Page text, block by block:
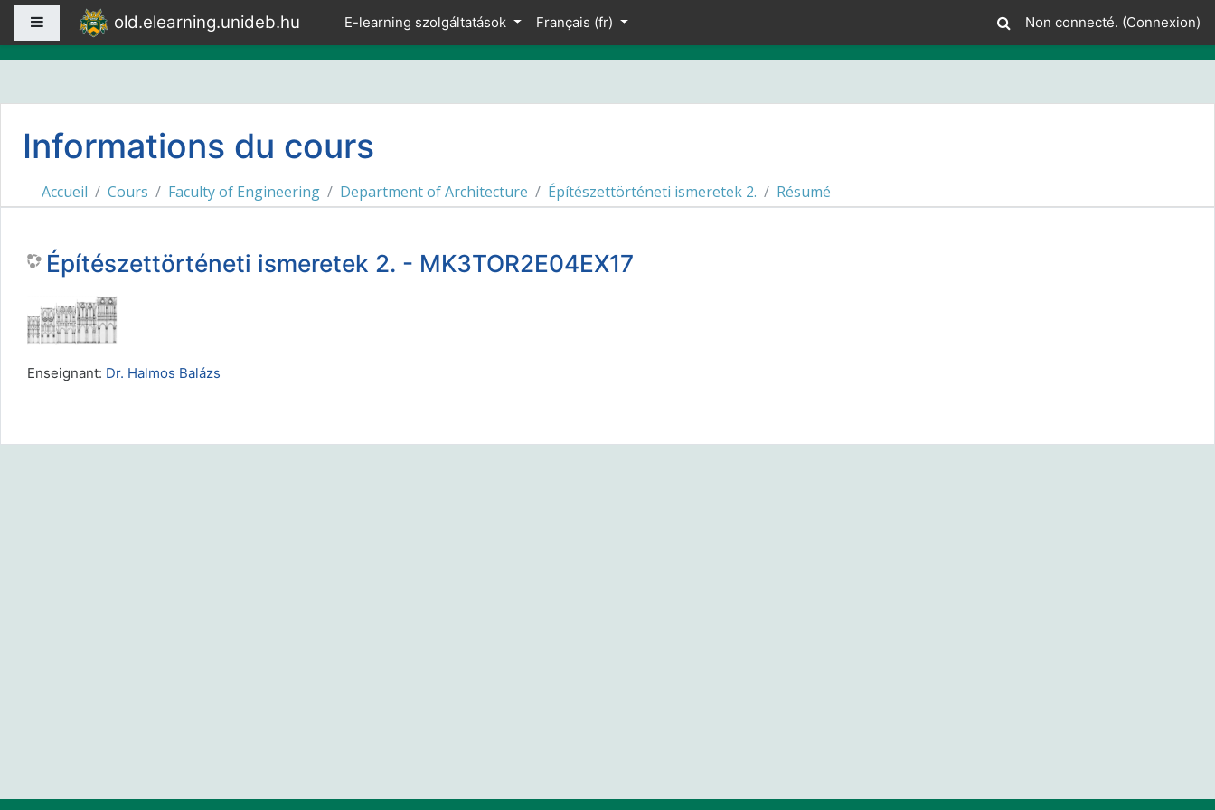
Passer au contenu principal
Panneau latéralold.elearning.unideb.hu E-learning szolgáltatások Français ‎(fr)‎ Non connecté. (Connexion)
Informations du cours
Accueil Cours Faculty of Engineering Department of Architecture Építészettörténeti ismeretek 2. Résumé
Építészettörténeti ismeretek 2. - MK3TOR2E04EX17
Enseignant: Dr. Halmos Balázs